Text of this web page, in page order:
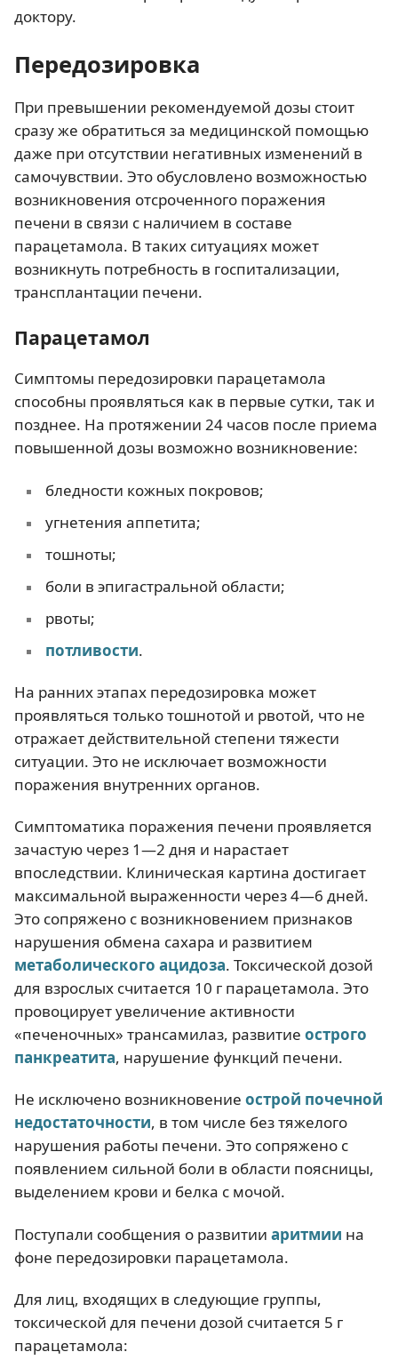
доктору.
Передозировка
При превышении рекомендуемой дозы стоит
сразу же обратиться за медицинской помощью
даже при отсутствии негативных изменений в
самочувствии. Это обусловлено возможностью
возникновения отсроченного поражения
печени в связи с наличием в составе
парацетамола. В таких ситуациях может
возникнуть потребность в госпитализации,
трансплантации печени.
Парацетамол
Симптомы передозировки парацетамола
способны проявляться как в первые сутки, так и
позднее. На протяжении 24 часов после приема
повышенной дозы возможно возникновение:
бледности кожных покровов;
угнетения аппетита;
тошноты;
боли в эпигастральной области;
рвоты;
потливости.
На ранних этапах передозировка может
проявляться только тошнотой и рвотой, что не
отражает действительной степени тяжести
ситуации. Это не исключает возможности
поражения внутренних органов.
Симптоматика поражения печени проявляется
зачастую через 1—2 дня и нарастает
впоследствии. Клиническая картина достигает
максимальной выраженности через 4—6 дней.
Это сопряжено с возникновением признаков
нарушения обмена сахара и развитием
метаболического ацидоза. Токсической дозой
для взрослых считается 10 г парацетамола. Это
провоцирует увеличение активности
«печеночных» трансамилаз, развитие острого
панкреатита, нарушение функций печени.
Не исключено возникновение острой почечной
недостаточности, в том числе без тяжелого
нарушения работы печени. Это сопряжено с
появлением сильной боли в области поясницы,
выделением крови и белка с мочой.
Поступали сообщения о развитии аритмии на
фоне передозировки парацетамола.
Для лиц, входящих в следующие группы,
токсической для печени дозой считается 5 г
парацетамола: